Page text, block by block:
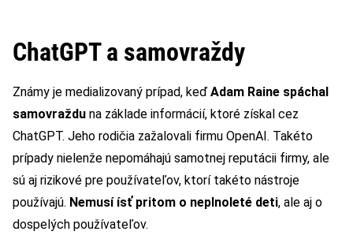
ChatGPT a samovraždy
Známy je medializovaný prípad, keďAdam Raine spáchal
samovraždu na základe informácií, ktoré získal cez
ChatGPT. Jeho rodičia zažalovali firmu OpenAI. Takéto
prípady nielenže nepomáhajú samotnej reputácii firmy, ale
sú aj rizikové pre používateľov, ktorí takéto nástroje
používajú. Nemusí ísť pritom o neplnoleté deti, ale aj o
dospelých používateľov.